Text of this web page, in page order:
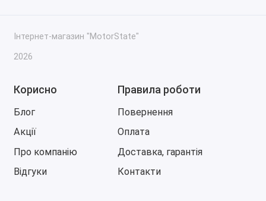
Інтернет-магазин "MotorState"
2026
Корисно
Блог
Акції
Про компанію
Відгуки
Правила роботи
Повернення
Оплата
Доставка, гарантія
Контакти